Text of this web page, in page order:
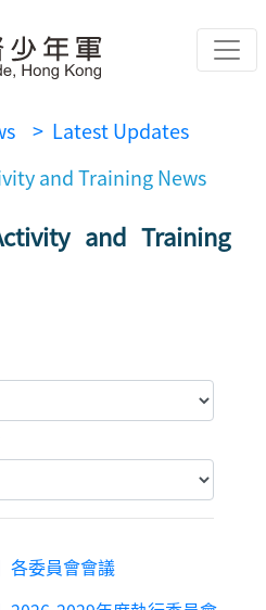
> Latest Updates
and Training News
and Training
各委員會會議